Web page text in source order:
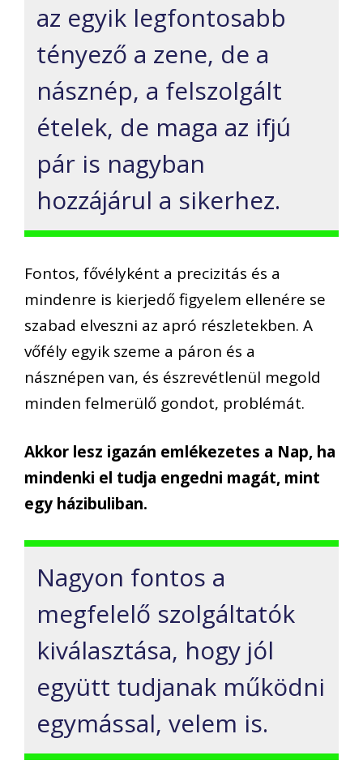
az egyik legfontosabb
tényező a zene, de a
násznép, a felszolgált
ételek, de maga az ifjú
pár is nagyban
hozzájárul a sikerhez.
Fontos, fővélyként a precizitás és a
mindenre is kierjedő figyelem ellenére se
szabad elveszni az apró részletekben. A
vőfély egyik szeme a páron és a
násznépen van, és észrevétlenül megold
minden felmerülő gondot, problémát.
Akkor lesz igazán emlékezetes a Nap, ha
mindenki el tudja engedni magát, mint
egy házibuliban.
Nagyon fontos a
megfelelő szolgáltatók
kiválasztása, hogy jól
együtt tudjanak működni
egymással, velem is.